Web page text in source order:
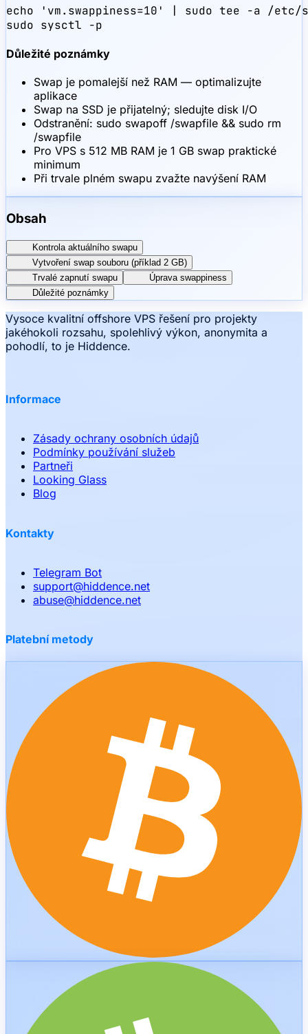
echo 'vm.swappiness=10' | sudo tee -a /
sudo sysctl -p
Důležité poznámky
Swap je pomalejší než RAM — optimalizujte
aplikace
Swap na SSD je přijatelný; sledujte disk I/O
Odstranění: sudo swapoff /swapfile && sudo rm
/swapfile
Pro VPS s 512 MB RAM je 1 GB swap praktické
minimum
Při trvale plném swapu zvažte navýšení RAM
Obsah
Kontrola aktuálního swapu
Vytvoření swap souboru (příklad 2 GB)
Trvalé zapnutí swapu
Úprava swappiness
Důležité poznámky
Vysoce kvalitní offshore VPS řešení pro projekty
jakéhokoli rozsahu, spolehlivý výkon, anonymita a
pohodlí, to je Hiddence.
Informace
Zásady ochrany osobních údajů
Podmínky používání služeb
Partneři
Looking Glass
Blog
Kontakty
Telegram Bot
support@hiddence.net
abuse@hiddence.net
Platební metody